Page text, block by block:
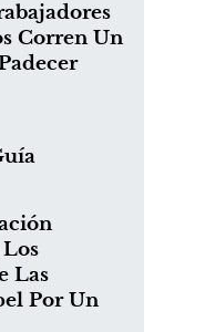
Corren Un
Las
Por Un